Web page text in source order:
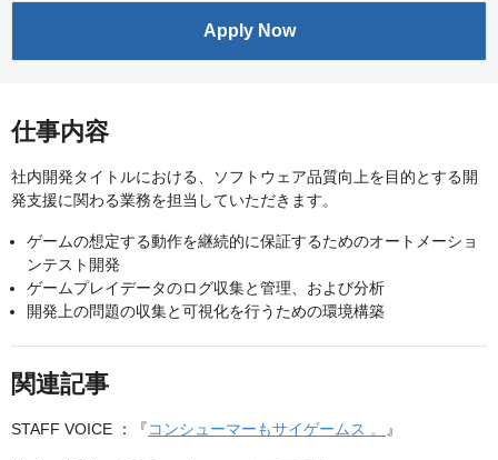
Apply Now
仕事内容
社内開発タイトルにおける、ソフトウェア品質向上を目的とする開
発支援に関わる業務を担当していただきます。
ゲームの想定する動作を継続的に保証するためのオートメーショ
ンテスト開発
ゲームプレイデータのログ収集と管理、および分析
開発上の問題の収集と可視化を行うための環境構築
関連記事
STAFF VOICE ：『コンシューマーもサイゲームス 。 』